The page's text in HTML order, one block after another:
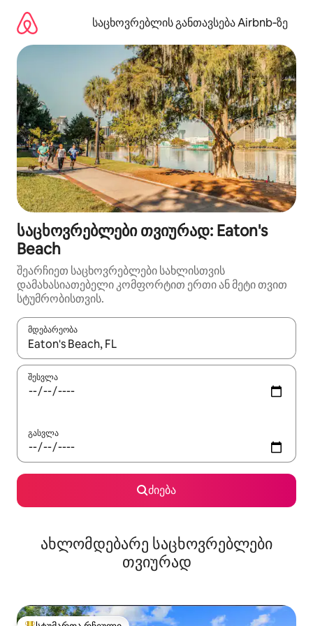
გადასვლა
საცხოვრებლის განთავსება Airbnb‑ზე
საცხოვრებლები თვიურად: Eaton's
Beach
შეარჩიეთ საცხოვრებლები სახლისთვის
დამახასიათებელი კომფორტით ერთი ან მეტი თვით
სტუმრობისთვის.
მდებარეობა
როცა შედეგები ხელმისაწვდომი გახდება, ნავიგაციისთვის
შესვლა
გასვლა
ძიება
ახლომდებარე საცხოვრებლები
თვიურად